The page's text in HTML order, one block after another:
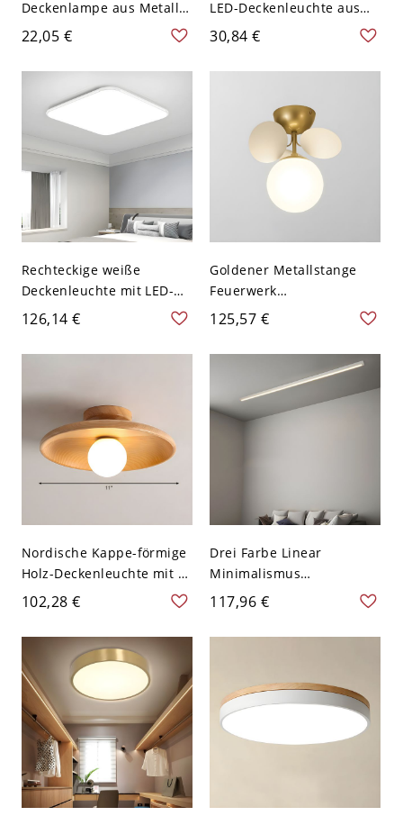
Deckenlampe aus Metall
mit 1 Licht für
Restaurants - Weiß 110V-
120V 8,89 cm Weißlicht
22,05 €
LED-Deckenleuchte aus
lackiertem Aluminium mit
Acrylschirm - Grün 110V-
120V Weißlicht
30,84 €
Rechteckige weiße
Deckenleuchte mit LED-
Lichtquelle, modernes
weißes Metall und Acryl-
Schirm - 110V-120V 39,37
126,14 €
Goldener Metallstange
Feuerwerk
Halbdeckenlampe
Moderne Bunter Kugel
Glasschirm Deckenleuchte
- Weiß 110V-120V 1
125,57 €
Nordische Kappe-förmige
Holz-Deckenleuchte mit 1
Licht für den
Eingangsbereich - 110V-
120V Holz
102,28 €
Drei Farbe Linear
Minimalismus
Deckenlampe Rechteck
Weißer Acryl Schirm
Deckenleuchte - Weiß
117,96 €